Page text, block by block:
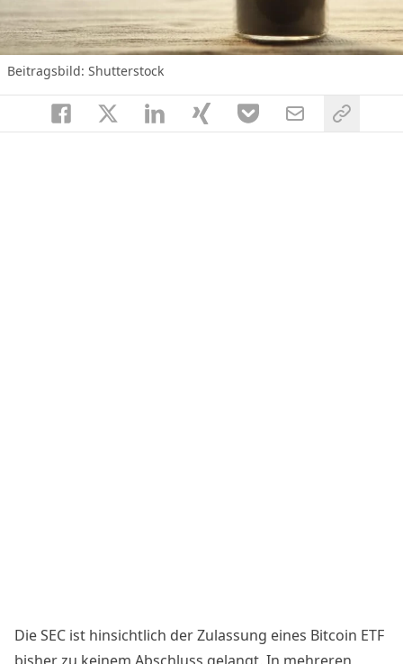
Beitragsbild: Shutterstock
Die SEC ist hinsichtlich der Zulassung eines Bitcoin ETF